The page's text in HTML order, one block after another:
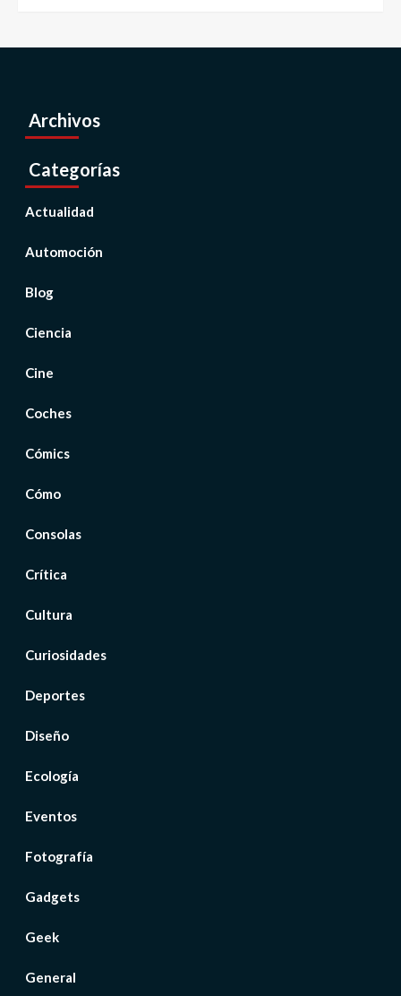
Archivos
Categorías
Actualidad
Automoción
Blog
Ciencia
Cine
Coches
Cómics
Cómo
Consolas
Crítica
Cultura
Curiosidades
Deportes
Diseño
Ecología
Eventos
Fotografía
Gadgets
Geek
General